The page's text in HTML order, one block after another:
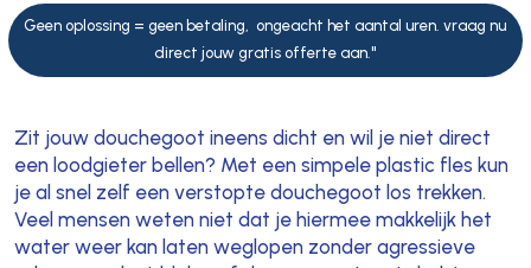
Geen oplossing = geen betaling, ongeacht het aantal uren. vraag nu
direct jouw gratis offerte aan."
Zit jouw douchegoot ineens dicht en wil je niet direct
een loodgieter bellen? Met een simpele plastic fles kun
je al snel zelf een verstopte douchegoot los trekken.
Veel mensen weten niet dat je hiermee makkelijk het
water weer kan laten weglopen zonder agressieve